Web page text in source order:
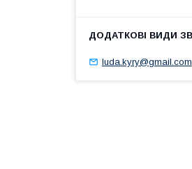
luda.kyry@gmail.com